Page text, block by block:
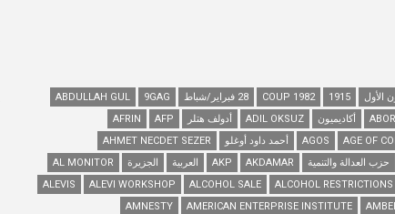
1915
1982 COUP 28 فبراير/شباط 9GAG
ABDULLAH GUL
أكاديميون ADIL OKSUZ أدولف هتلر AFP
AFRIN
AGE OF
AGOS أحمد داود أوغلو
AHMET NECDET SEZER
حزب العدالة والتنمية AKDAMAR
AKP العربية الجزيرة
AL MONITOR
ALCOHOL RESTRICTIONS
ALCOHOL SALE
ALEVI WORKSHOP
ALEVIS
AMERICAN ENTERPRISE INSTITUTE
AMNESTY